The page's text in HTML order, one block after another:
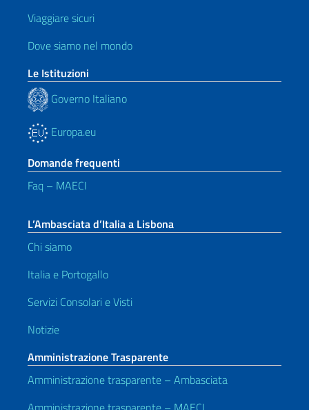
Viaggiare sicuri
Dove siamo nel mondo
Le Istituzioni
Governo Italiano
Europa.eu
Domande frequenti
Faq – MAECI
L’Ambasciata d’Italia a Lisbona
Chi siamo
Italia e Portogallo
Servizi Consolari e Visti
Notizie
Amministrazione Trasparente
Amministrazione trasparente – Ambasciata